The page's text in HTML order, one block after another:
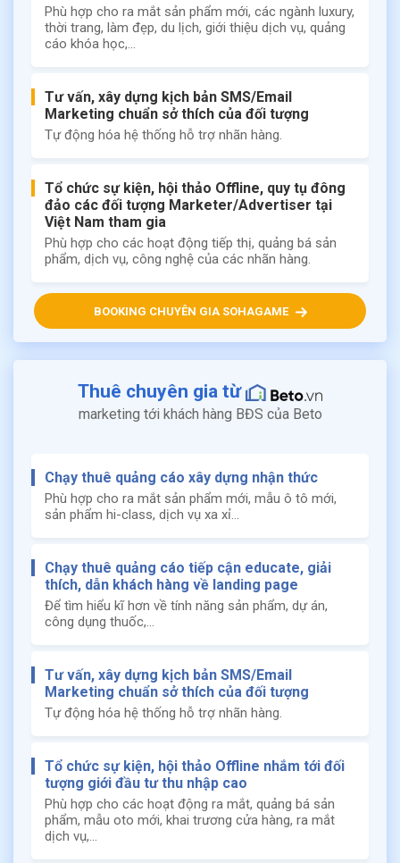
Phù hợp cho ra mắt sản phẩm mới, các ngành luxury,
thời trang, làm đẹp, du lịch, giới thiệu dịch vụ, quảng
cáo khóa học,...
Tư vấn, xây dựng kịch bản SMS/Email
Marketing chuẩn sở thích của đối tượng
Tự động hóa hệ thống hỗ trợ nhãn hàng.
Tổ chức sự kiện, hội thảo Offline, quy tụ đông
đảo các đối tượng Marketer/Advertiser tại
Việt Nam tham gia
Phù hợp cho các hoạt động tiếp thị, quảng bá sản
phẩm, dịch vụ, công nghệ của các nhãn hàng.
BOOKING CHUYÊN GIA SOHAGAME
Thuê chuyên gia từ
marketing tới khách hàng BĐS của Beto
Chạy thuê quảng cáo xây dựng nhận thức
Phù hợp cho ra mắt sản phẩm mới, mẫu ô tô mới,
sản phẩm hi-class, dịch vụ xa xỉ...
Chạy thuê quảng cáo tiếp cận educate, giải
thích, dẫn khách hàng về landing page
Để tìm hiểu kĩ hơn về tính năng sản phẩm, dự án,
công dụng thuốc,...
Tư vấn, xây dựng kịch bản SMS/Email
Marketing chuẩn sở thích của đối tượng
Tự động hóa hệ thống hỗ trợ nhãn hàng.
Tổ chức sự kiện, hội thảo Offline nhắm tới đối
tượng giới đầu tư thu nhập cao
Phù hợp cho các hoạt động ra mắt, quảng bá sản
phẩm, mẫu oto mới, khai trương cửa hàng, ra mắt
dịch vụ,...